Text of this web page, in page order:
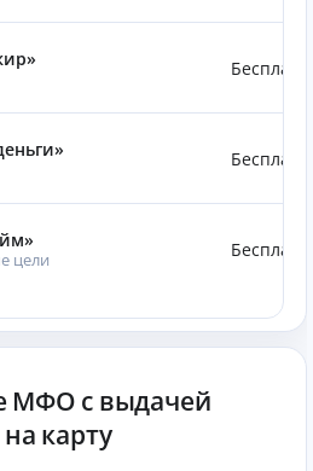
цели
МФО с выдачей
карту